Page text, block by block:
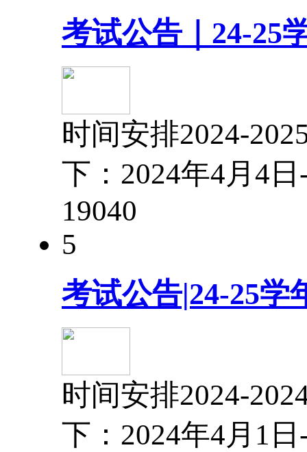
考试公告｜24-25
时间安排2024-
下：2024年4月4
19040
5
考试公告|24-25学
时间安排2024-
下：2024年4月1